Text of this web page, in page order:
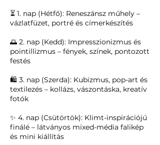
⏳ 1. nap (Hétfő): Reneszánsz műhely –
vázlatfüzet, portré és címerkészítés
🌅 2. nap (Kedd): Impresszionizmus és
pointillizmus – fények, színek, pontozott
festés
🛍️ 3. nap (Szerda): Kubizmus, pop-art és
textilezés – kollázs, vászontáska, kreatív
fotók
✨ 4. nap (Csütörtök): Klimt-inspirációjú
finálé – látványos mixed-média falikép
és mini kiállítás